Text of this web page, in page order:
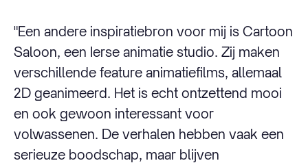
"Een andere inspiratiebron voor mij is Cartoon
Saloon, een Ierse animatie studio. Zij maken
verschillende feature animatiefilms, allemaal
2D geanimeerd. Het is echt ontzettend mooi
en ook gewoon interessant voor
volwassenen. De verhalen hebben vaak een
serieuze boodschap, maar blijven